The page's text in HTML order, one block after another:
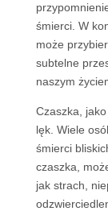
śmierci. W
może
subtelne
naszym
Czaszka,
lęk. Wiele
śmierci
czaszka,
jak strach,